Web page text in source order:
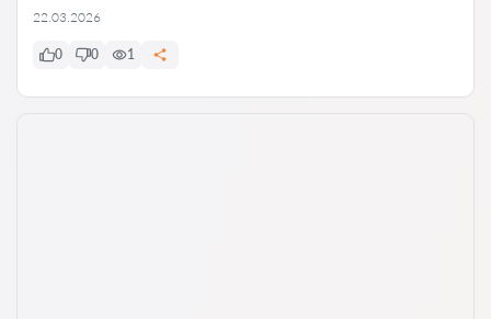
22.03.2026
0 0 1